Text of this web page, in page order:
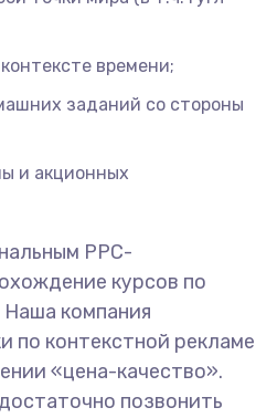
времени;
заданий со стороны
и акционных
PPC-
курсов по
Наша компания
по контекстной рекламе
«цена-качество».
позвонить